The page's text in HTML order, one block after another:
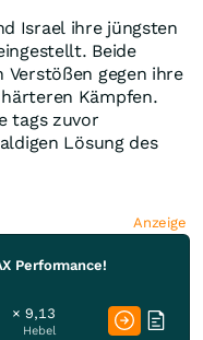
Israel ihre jüngsten
Beide
gegen ihre
Kämpfen.
tags zuvor
Lösung des
Anzeige
Performance!
× 9,13
Hebel